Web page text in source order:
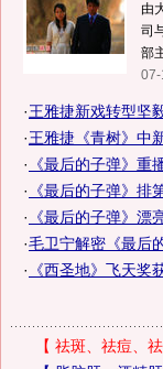
由
司
部
·王雅捷新戏转型坚
·王雅捷《青树》中
· 《最后的子弹》重
· 《最后的子弹》排
· 《最后的子弹》漂
·毛卫宁解密《最后
·
《西圣地》飞天奖
【 祛斑、祛痘、